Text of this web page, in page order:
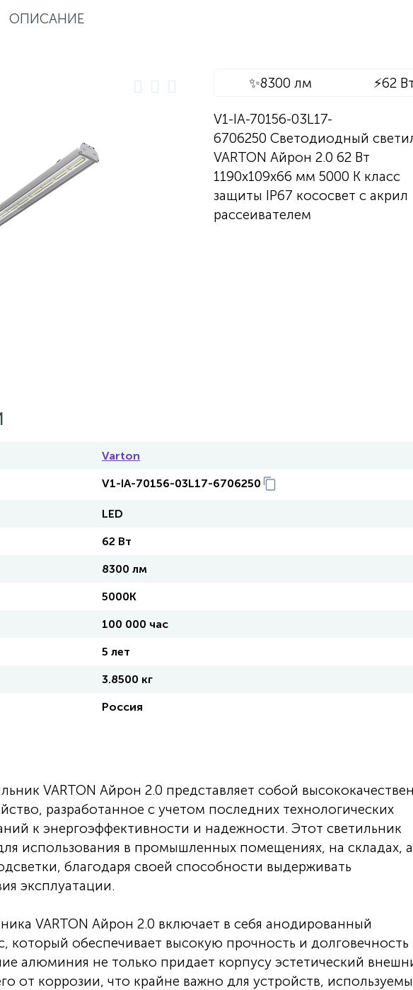
ОПИСАНИЕ
✨8300 лм ⚡62
V1-IA-70156-03L17-
6706250 Светодиодный
VARTON Айрон 2.0 62 Вт
1190х109х66 мм 5000 K класс
защиты IP67 кососвет с акрил
рассеивателем
Varton
V1-IA-70156-03L17-6706250
LED
62 Вт
8300 лм
5000K
100 000 час
5 лет
3.8500 кг
Россия
VARTON Айрон 2.0 представляет собой
разработанное с учетом последних технологических
к энергоэффективности и надежности. Этот светильник
использования в промышленных помещениях, на складах, а
благодаря своей способности выдерживать
эксплуатации.
VARTON Айрон 2.0 включает в себя анодированный
который обеспечивает высокую прочность и долговечность
алюминия не только придает корпусу эстетический
от коррозии, что крайне важно для устройств,